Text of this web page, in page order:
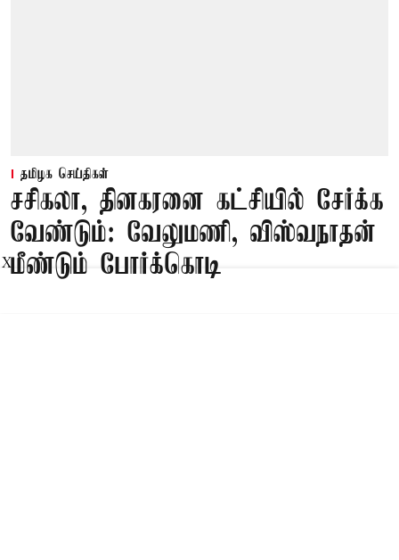
தமிழக செய்திகள்
சசிகலா, தினகரனை கட்சியில் சேர்க்க
வேண்டும்: வேலுமணி, விஸ்வநாதன்
மீண்டும் போர்க்கொடி
X